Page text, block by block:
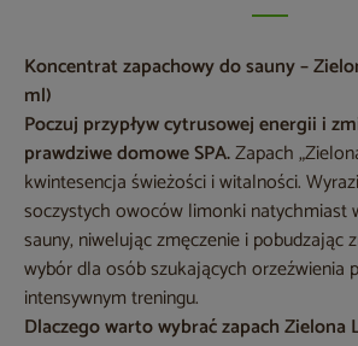
Koncentrat zapachowy do sauny –
ml)
Poczuj przypływ cytrusowej energii i
prawdziwe domowe SPA.Zapach
kwintesencja świeżości i witalności.
soczystych owoców limonki natychmiast
sauny, niwelując zmęczenie i pobudzając
wybór dla osób szukających orzeźwienia
intensywnym treningu.
Dlaczego warto wybrać zapach Zielona